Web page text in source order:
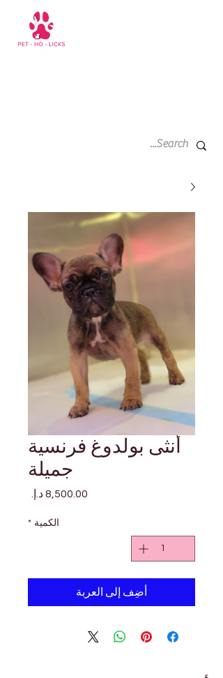
أنثى بولدوغ فرنسية
جميلة
الكمية *
أضِف إلى العربة